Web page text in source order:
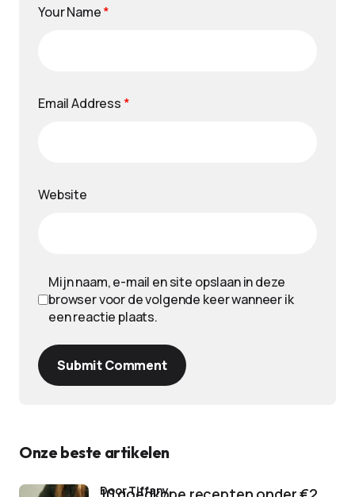
Your Name*
Email Address *
Website
Mijn naam, e-mail en site opslaan in deze
browser voor de volgende keer wanneer ik
een reactie plaats.
Submit Comment
Onze beste artikelen
door Tiffany